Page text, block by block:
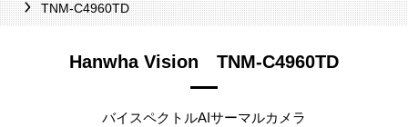
TNM-C4960TD
Hanwha Vision TNM-C4960TD
バイスペクトルAIサーマルカメラ